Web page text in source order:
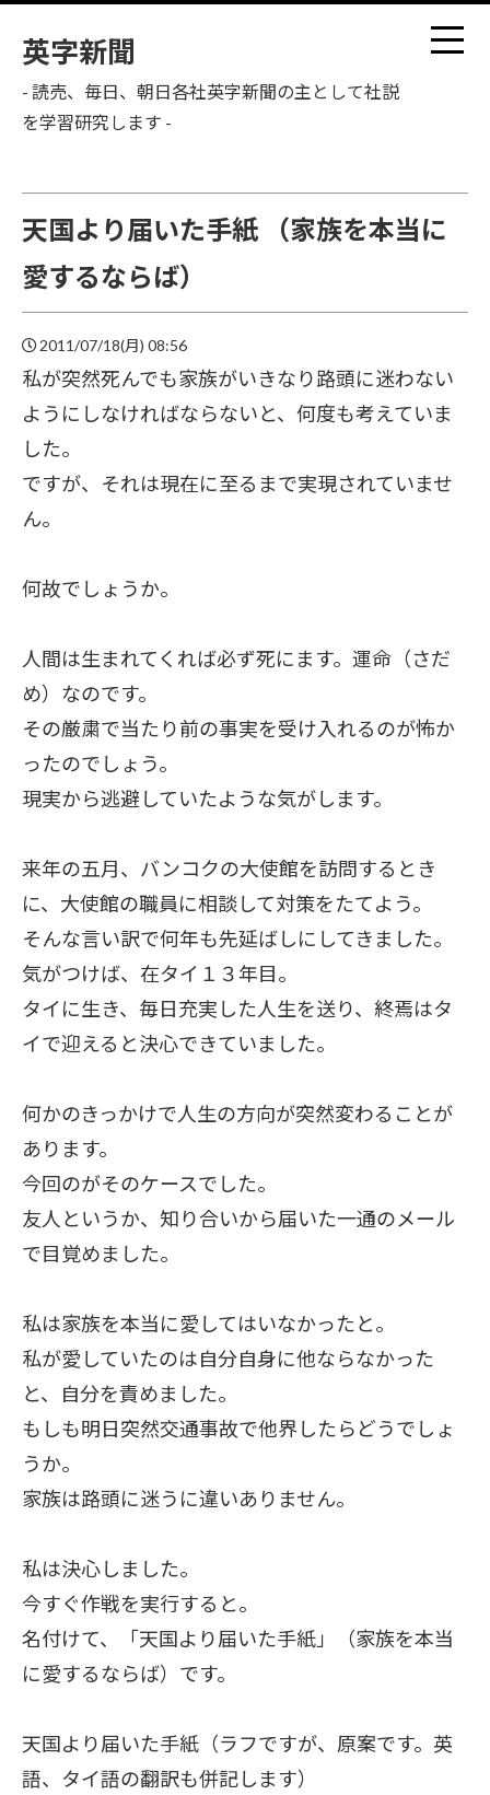
英字新聞
- 読売、毎日、朝日各社英字新聞の主として社説
を学習研究します -
天国より届いた手紙 （家族を本当に
愛するならば）
2011/07/18(月) 08:56
私が突然死んでも家族がいきなり路頭に迷わない
ようにしなければならないと、何度も考えていま
した。
ですが、それは現在に至るまで実現されていませ
ん。
何故でしょうか。
人間は生まれてくれば必ず死にます。運命（さだ
め）なのです。
その厳粛で当たり前の事実を受け入れるのが怖か
ったのでしょう。
現実から逃避していたような気がします。
来年の五月、バンコクの大使館を訪問するとき
に、大使館の職員に相談して対策をたてよう。
そんな言い訳で何年も先延ばしにしてきました。
気がつけば、在タイ１３年目。
タイに生き、毎日充実した人生を送り、終焉はタ
イで迎えると決心できていました。
何かのきっかけで人生の方向が突然変わることが
あります。
今回のがそのケースでした。
友人というか、知り合いから届いた一通のメール
で目覚めました。
私は家族を本当に愛してはいなかったと。
私が愛していたのは自分自身に他ならなかった
と、自分を責めました。
もしも明日突然交通事故で他界したらどうでしょ
うか。
家族は路頭に迷うに違いありません。
私は決心しました。
今すぐ作戦を実行すると。
名付けて、「天国より届いた手紙」（家族を本当
に愛するならば）です。
天国より届いた手紙（ラフですが、原案です。英
語、タイ語の翻訳も併記します）